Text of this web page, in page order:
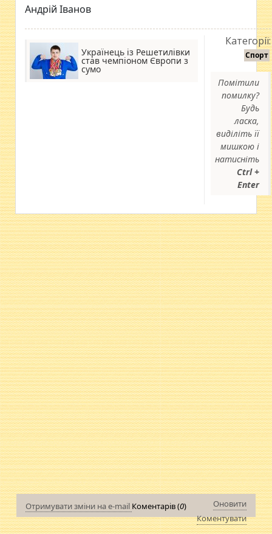
Андрій Іванов
Українець із Решетилівки
став чемпіоном Європи з
сумо
Категорії:
Спорт
Помітили
помилку?
Будь
ласка,
виділіть її
мишкою і
натисніть
Ctrl +
Enter
Отримувати зміни на e-mail Коментарів (0)
Оновити
Коментувати